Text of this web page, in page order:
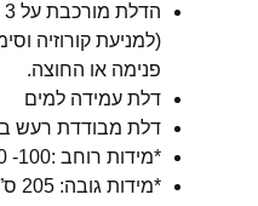
הדלת
(למניעת קורוזיה
פנימה או החוצה.
דלת עמידה למים
דלת מבודדת רעש בעוצמה של 30
*מידות רוחב :100- 170-75-80-85-90 ס”מ .